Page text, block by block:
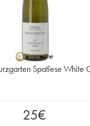
Spatlese White
25€